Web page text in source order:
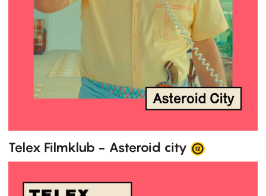
Telex Filmklub - Asteroid city